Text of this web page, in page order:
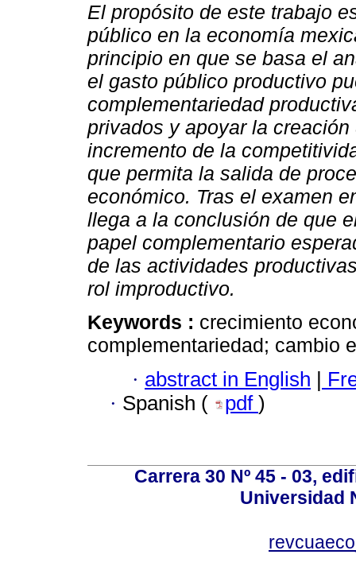
El propósito de este trabajo
público en la economía
principio en que se basa el
el gasto público productivo
complementariedad
privados y apoyar la
incremento de la
que permita la salida de
económico. Tras el examen
llega a la conclusión de que
papel complementario
de las actividades
rol improductivo.
Keywords : crecimiento
complementariedad; cambio
· abstract in English |
· Spanish ( pdf )
Carrera 30 Nº 45 - 03,
Universidad